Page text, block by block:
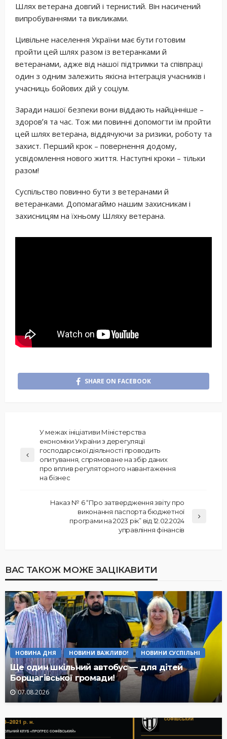
Шлях ветерана довгий і тернистий. Він насичений
випробуваннями та викликами.
Цивільне населення України має бути готовим
пройти цей шлях разом із ветеранками й
ветеранами, адже від нашої підтримки та співпраці
один з одним залежить якісна інтеграція учасників і
учасниць бойових дій у соціум.
Заради нашої безпеки вони віддають найцінніше –
здоровʼя та час. Тож ми повинні допомогти їм пройти
цей шлях ветерана, віддячуючи за ризики, роботу та
захист. Перший крок – повернення додому,
усвідомлення нового життя. Наступні кроки – тільки
разом!
Суспільство повинно бути з ветеранами й
ветеранками. Допомагаймо нашим захисникам і
захисницям на їхньому Шляху ветерана.
SHARE ON FACEBOOK
У межах ініціативи Міністерства
економіки України з дерегуляції
господарської діяльності проводить
опитування, спрямоване на збір даних
про вплив регуляторного навантаження
на бізнес
Наказ № 6 “Про затвердження звіту про
виконання паспорта бюджетної
програми на 2023 рік” від 12.02.2024
управління фінансів
ВАС ТАКОЖ МОЖЕ ЗАЦІКАВИТИ
НОВИНА ДНЯ НОВИНИ ВАЖЛИВО! НОВИНИ СУСПІЛЬНІ
Ще один шкільний автобус — для дітей
Борщагівської громади!
07.08.2026